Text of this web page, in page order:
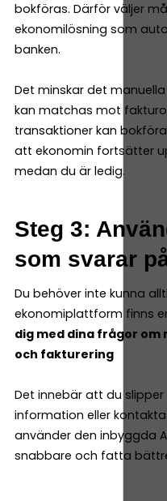
bokföras. Därför väljer
ekonomilösning som
banken.
Det minskar det
kan matchas mot
transaktioner kan
att ekonomin fortsätter
medan du är ledig.
Steg 3:
som svarar
Du behöver inte kunna
ekonomiplattform finns
dig med dina frågor
och fakturering
Det innebär att du
information eller
använder den inbyggda
snabbare och fatta